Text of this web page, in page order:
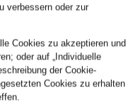
T-Shirt
verbessern oder zur
Cookies zu akzeptieren und
oder auf „Individuelle
der Cookie-
Cookies zu erhalten